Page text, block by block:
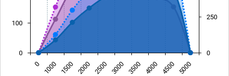
0 1000 1500 2000 2500 3000 3500 4000 4500 5000
0
100
0
250